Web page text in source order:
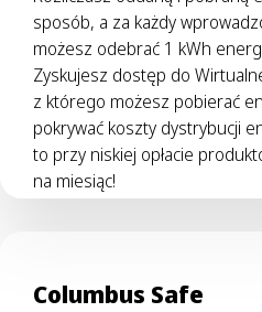
sposób, a za każdy
możesz odebrać 1 kWh
Zyskujesz dostęp do
z którego możesz pobierać
pokrywać koszty dystrybucji
to przy niskiej opłacie
na miesiąc!
Columbus Safe